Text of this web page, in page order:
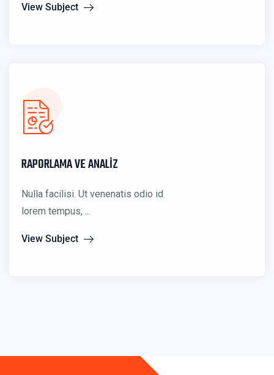
View Subject
RAPORLAMA VE ANALIZ
Nulla facilisi. Ut venenatis odio id
lorem tempus, ...
View Subject